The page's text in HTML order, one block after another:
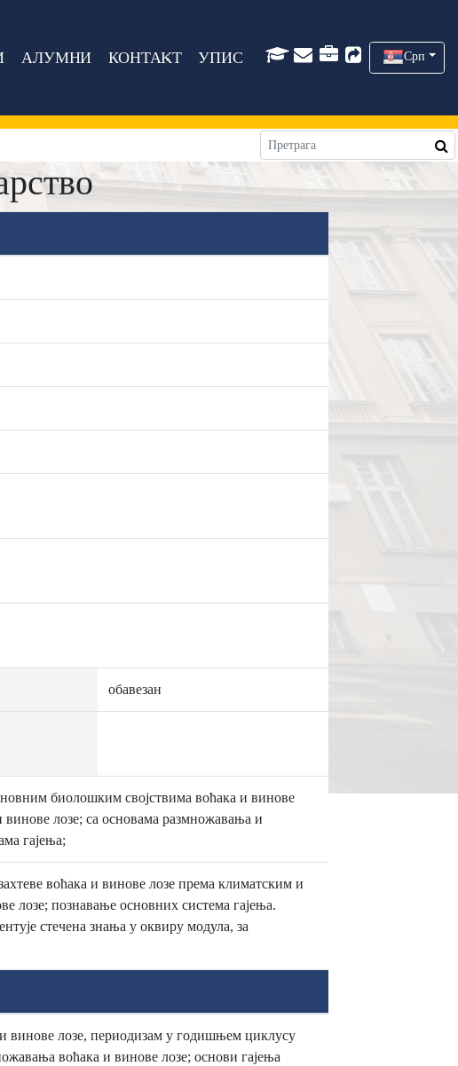
АЛУМНИ КОНТАКТ УПИС Срп
обавезан
биолошким својствима воћака и винове
лозе; са основама размножавања и
гајења;
воћака и винове лозе према климатским и
лозе; познавање основних система гајења.
стечена знања у оквиру модула, за
винове лозе, периодизам у годишњем циклусу
воћака и винове лозе; основи гајења